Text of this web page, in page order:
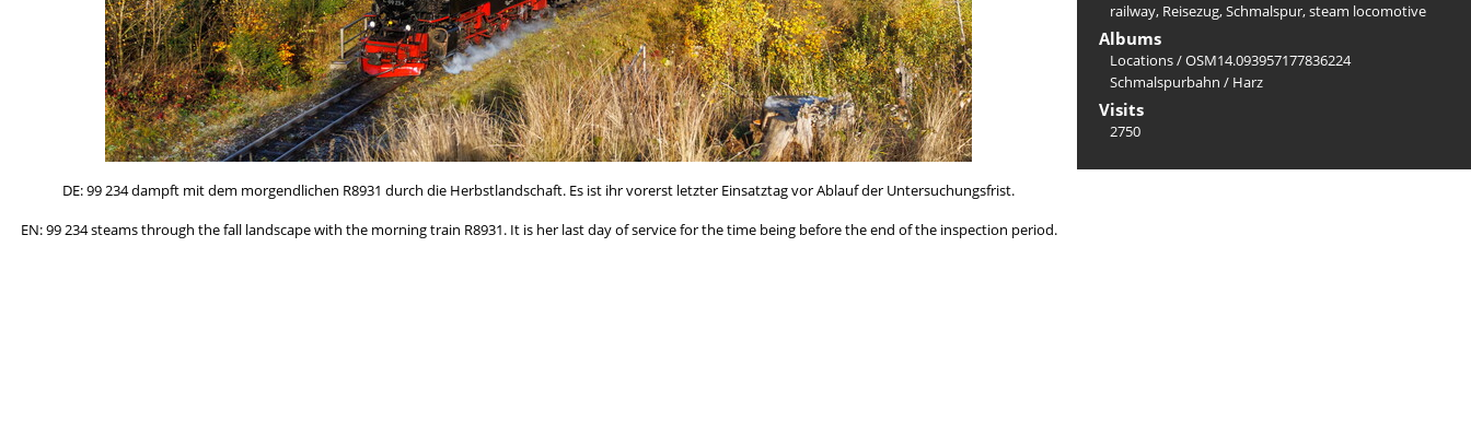
DE: 99 234 dampft mit dem morgendlichen R8931 durch die Herbstlandschaft. Es ist ihr vorerst letzter Einsatztag vor Ablauf der Untersuchungsfrist.
EN: 99 234 steams through the fall landscape with the morning train R8931. It is her last day of service for the time being before the end of the inspection period.
railway, Reisezug,Schmalspur,steam locomotive
Albums
Locations/OSM14.093957177836224
Schmalspurbahn / Harz
Visits
2750